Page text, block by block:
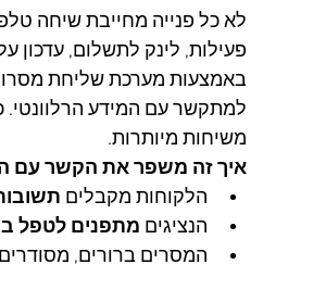
לא כל פנייה מחייבת שיחה
פעילות, לינק לתשלום, עדכון
באמצעות מערכת שליחת
למתקשר עם המידע הרלוונטי.
משיחות מיותרות.
איך זה משפר את הקשר עם
הלקוחות מקבלים
הנציגים מתפנים לטפל
המסרים ברורים,